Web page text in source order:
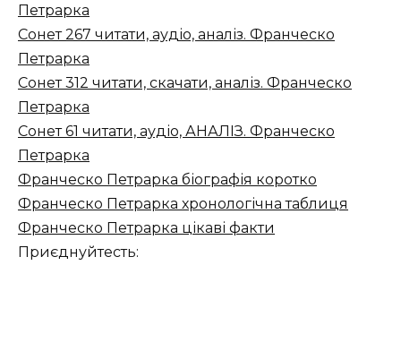
Петрарка
Сонет 267 читати, аудіо, аналіз. Франческо
Петрарка
Сонет 312 читати, скачати, аналіз. Франческо
Петрарка
Сонет 61 читати, аудіо, АНАЛІЗ. Франческо
Петрарка
Франческо Петрарка біографія коротко
Франческо Петрарка хронологічна таблиця
Франческо Петрарка цікаві факти
Приєднуйтесть: